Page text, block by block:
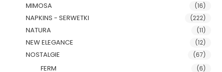
MIMOSA (16)
NAPKINS - SERWETKI (222)
NATURA (11)
NEW ELEGANCE (12)
NOSTALGIE (67)
FERM (6)